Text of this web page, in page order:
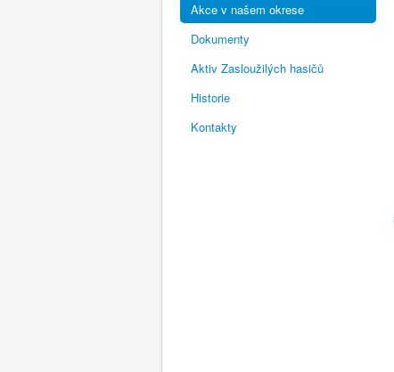
Akce v našem okrese
Dokumenty
Aktiv Zasloužilých hasičů
Historie
Kontakty